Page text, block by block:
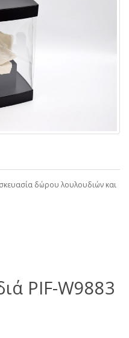
δώρου λουλουδιών και
PIF-W9883